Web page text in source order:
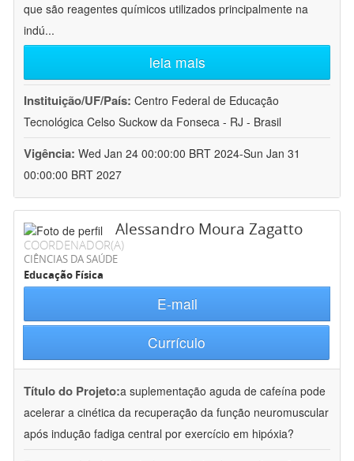
que são reagentes químicos utilizados principalmente na
indú...
leia mais
Instituição/UF/País: Centro Federal de Educação
Tecnológica Celso Suckow da Fonseca - RJ - Brasil
Vigência: Wed Jan 24 00:00:00 BRT 2024-Sun Jan 31
00:00:00 BRT 2027
Alessandro Moura Zagatto
COORDENADOR(A)
CIÊNCIAS DA SAÚDE
Educação Física
E-mail
Currículo
Título do Projeto:a suplementação aguda de cafeína pode
acelerar a cinética da recuperação da função neuromuscular
após indução fadiga central por exercício em hipóxia?